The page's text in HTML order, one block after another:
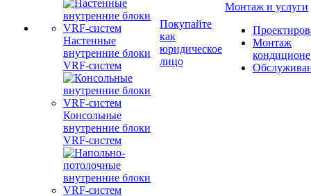
Настенные
внутренние блоки
VRF-систем
Консольные
внутренние блоки
VRF-систем
Покупайте
как
юридическое
лицо
Монтаж и услуги
Монтаж